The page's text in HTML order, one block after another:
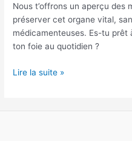
Nous t’offrons un aperçu des
préserver cet organe vital,
médicamenteuses. Es-tu
ton foie au quotidien ?
naturellement
?
Lire la suite »